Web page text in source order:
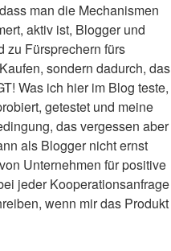
man die Mechanismen
aktiv ist, Blogger und
zu Fürsprechern fürs
sondern dadurch, das
Was ich hier im Blog teste,
getestet und meine
das vergessen aber
als Blogger nicht ernst
Unternehmen für positive
jeder Kooperationsanfrage
wenn mir das Produkt